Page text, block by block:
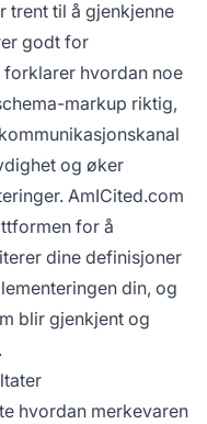
trent til å gjenkjenne
godt for
hvordan noe
markup riktig,
og øker
AmICited.com
for å
dine definisjoner
din, og
blir gjenkjent og
hvordan merkevaren